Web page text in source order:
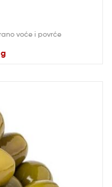
voće i povrće